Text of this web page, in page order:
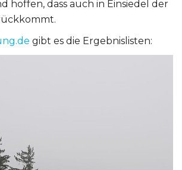
hoffen, dass auch in Einsiedel der
gibt es die Ergebnislisten: